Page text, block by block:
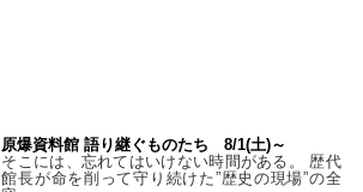
原爆資料館 語り継ぐものたち 8/1(土)～
そこには、忘れてはいけない時間がある。 歴代
館長が命を削って守り続けた”歴史の現場”の全